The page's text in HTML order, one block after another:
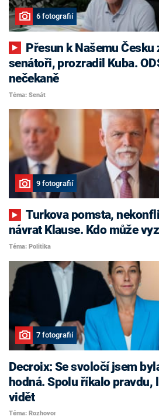
6 fotografií
senátoři, prozradil Kuba.
nečekaně
Téma: Senát
9 fotografií
Turkova pomsta, nekonfliktní Havlíček i
návrat Klause. Kdo může
Téma: Politika
7 fotografií
Decroix: Se svoločí jsem
hodná. Spolu říkalo pravdu,
vidět
Téma: Rozhovor